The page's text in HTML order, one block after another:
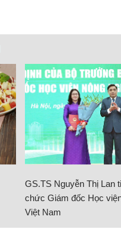
GS.TS Nguyễn Thị Lan
chức Giám đốc Học
Việt Nam